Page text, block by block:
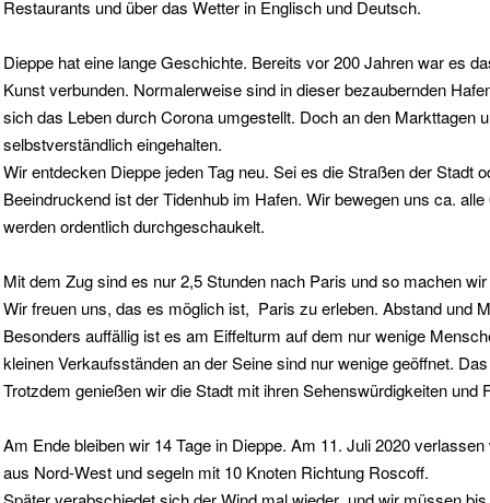
Restaurants und über das Wetter in Englisch und Deutsch.
Dieppe hat eine lange Geschichte. Bereits vor 200 Jahren war es
Kunst verbunden. Normalerweise sind in dieser bezaubernden
sich das Leben durch Corona umgestellt. Doch an den
selbstverständlich eingehalten.
Wir entdecken Dieppe jeden Tag neu. Sei es die Straßen der
Beeindruckend ist der Tidenhub im Hafen. Wir bewegen uns ca.
werden ordentlich durchgeschaukelt.
Mit dem Zug sind es nur 2,5 Stunden nach Paris und so machen
Wir freuen uns, das es möglich ist, Paris zu erleben. Abstand und
Besonders auffällig ist es am Eiffelturm auf dem nur wenige
kleinen Verkaufsständen an der Seine sind nur wenige geöffnet.
Trotzdem genießen wir die Stadt mit ihren Sehenswürdigkeiten
Am Ende bleiben wir 14 Tage in Dieppe. Am 11. Juli 2020
aus Nord-West und segeln mit 10 Knoten Richtung Roscoff.